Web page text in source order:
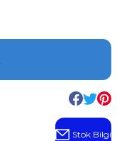
Stok Bilgi